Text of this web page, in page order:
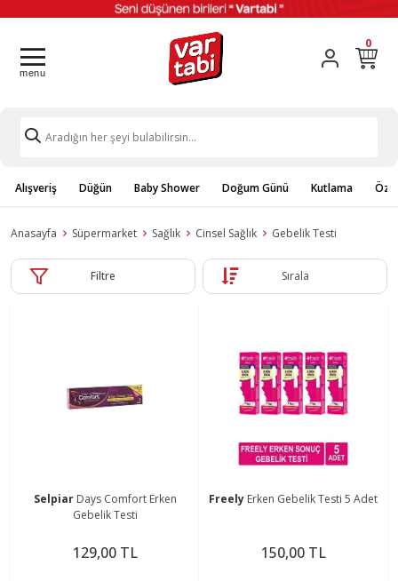
0
Alışveriş Düğün Baby Shower Doğum Günü Kutlama
Anasayfa Süpermarket Sağlık Cinsel Sağlık Gebelik Testi
Filtre Sırala
Selpiar Days Comfort Erken
Gebelik Testi
129,00 TL
Freely Erken Gebelik Testi 5 Adet
150,00 TL